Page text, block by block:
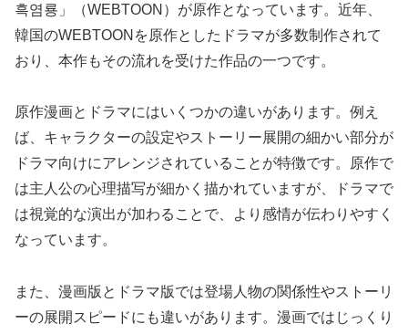
흑염룡」（WEBTOON）が原作となっています。近年、
韓国のWEBTOONを原作としたドラマが多数制作されて
おり、本作もその流れを受けた作品の一つです。
原作漫画とドラマにはいくつかの違いがあります。例え
ば、キャラクターの設定やストーリー展開の細かい部分が
ドラマ向けにアレンジされていることが特徴です。原作で
は主人公の心理描写が細かく描かれていますが、ドラマで
は視覚的な演出が加わることで、より感情が伝わりやすく
なっています。
また、漫画版とドラマ版では登場人物の関係性やストーリ
ーの展開スピードにも違いがあります。漫画ではじっくり